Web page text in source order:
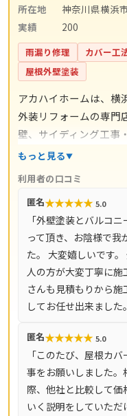
所在地
神奈川県横浜
実績
200
雨漏り修理 カバー工
屋根外壁塗装
アカハイホームは、横
外装リフォームの専門
壁、サイディング工事
の外まわり全般をワン
ない体制で品質を守っ
任保険（AIG損保の工
えも明確です。無料点
りに対応し、営業時間
川崎市・相模原市を
京都23区で対応してい
もっと見る
利用者の口コミ
匿名★★★★★ 5.0
「外壁塗装とバルコ
って頂き、お陰様で
た。 大変嬉しいです
人の方が大変丁寧に施
さんも見積もりから
してお任せ出来まし
匿名★★★★★ 5.0
「このたび、屋根カ
事をお願いしました
際、他社と比較して
いく説明をしていた